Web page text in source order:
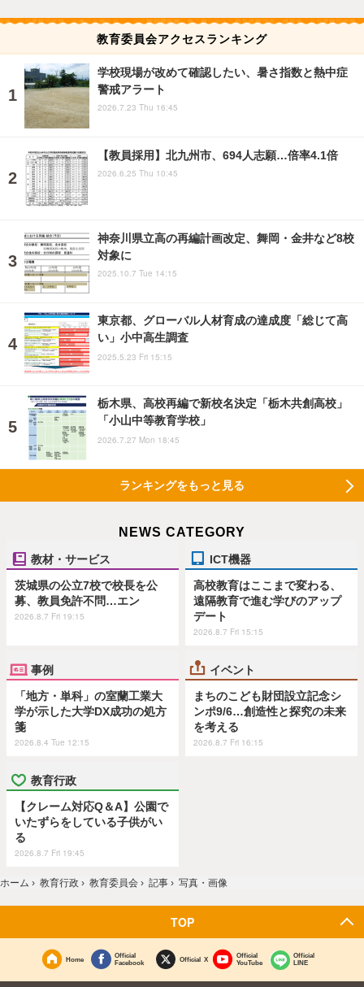
教育委員会アクセスランキング
学校現場が改めて確認したい、暑さ指数と熱中症
警戒アラート
2026.7.23 Thu 16:45
【教員採用】北九州市、694人志願…倍率4.1倍
2026.6.25 Thu 10:45
神奈川県立高の再編計画改定、舞岡・金井など8校
対象に
2025.10.7 Tue 14:15
東京都、グローバル人材育成の達成度「総じて高
い」小中高生調査
2025.5.23 Fri 15:15
栃木県、高校再編で新校名決定「栃木共創高校」
「小山中等教育学校」
2026.7.27 Mon 18:45
ランキングをもっと見る
NEWS CATEGORY
教材・サービス
茨城県の公立7校で校長を公
募、教員免許不問…エン
2026.8.7 Fri 19:15
ICT機器
高校教育はここまで変わる、
遠隔教育で進む学びのアップ
デート
2026.8.7 Fri 15:15
事例
「地方・単科」の室蘭工業大
学が示した大学DX成功の処方
箋
2026.8.4 Tue 12:15
イベント
まちのこども財団設立記念シ
ンポ9/6…創造性と探究の未来
を考える
2026.8.7 Fri 16:15
教育行政
【クレーム対応Q＆A】公園で
いたずらをしている子供がい
る
2026.8.7 Fri 19:45
ホーム › 教育行政 › 教育委員会 › 記事 › 写真・画像
TOP
Home
Official
Facebook
Official X
Official
YouTube
Official
LINE